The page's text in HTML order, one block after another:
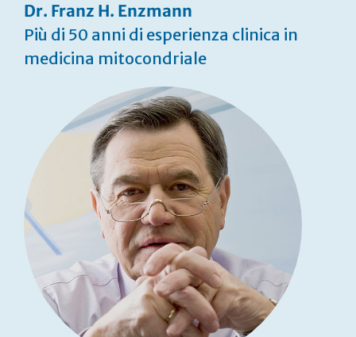
Dr. Franz H. Enzmann
Più di 50 anni di esperienza clinica in
medicina mitocondriale